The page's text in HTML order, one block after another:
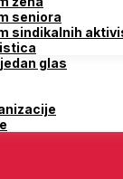
seniora
sindikalnih
glas